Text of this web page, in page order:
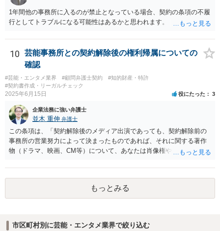
したがって、本件展示は「授業の過程」要件を満たさず、３５条によ
る適法化はできないと考えられます。 ただし、繰り返しになります
が、ご相談のケースのような事案が裁判沙汰になることが現実的には
のと思われます。
1年間他の事務所に入るのが禁止となっている場合、契約の条項の不履
行としてトラブルになる可能性はあるかと思われます。
10
芸能事務所との契約解除後の権利帰属についての
確認
#芸能・エンタメ業界 #顧問弁護士契約
#知的財産・特許
#契約書作成・リーガルチェック
2025年6月15日 役にたった 3
企業法務に強い弁護士
並木 重伸 弁護士
この条項は、「契約解除後のメディア出演であっても、契約解除前の
事務所の営業努力によって決まったものであれば、それに関する著作
物（ドラマ、映画、CM等）について、あなたは肖像権やパブリシティ
う意味と思われます。 事務所が獲得した仕事から生じる権利を、解除
後も事務所が管理すること自体には合理性がある場合もあります。し
かし「事務所に帰属する」という表現は、本来他人に譲渡できるもの
ではない肖像権等が事務所に渡ってしまうかのようにも読め、あなた
届の内容が適切かどうか弁護士に直接相談のうえ、可能であれば事務
所と協議することをお勧めします。
もっとみる
市区町村別に芸能・エンタメ業界で絞り込む